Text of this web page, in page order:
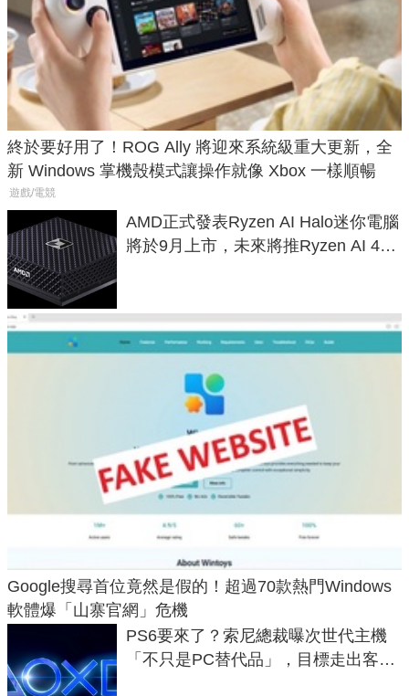
終於要好用了！ROG Ally 將迎來系統級重大更新，全
新 Windows 掌機殼模式讓操作就像 Xbox 一樣順暢
遊戲/電競
AMD正式發表Ryzen AI Halo迷你電腦
將於9月上市，未來將推Ryzen AI 400
Google搜尋首位竟然是假的！超過70款熱門Windows
軟體爆「山寨官網」危機
PS6要來了？索尼總裁曝次世代主機
「不只是PC替代品」，目標走出客